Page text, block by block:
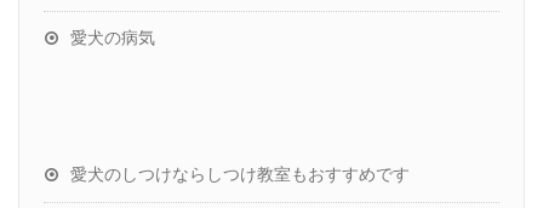
愛犬の病気
愛犬のしつけならしつけ教室もおすすめです